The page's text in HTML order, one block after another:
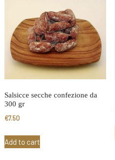
Salsicce secche confezione da
300 gr
€7.50
Add to cart